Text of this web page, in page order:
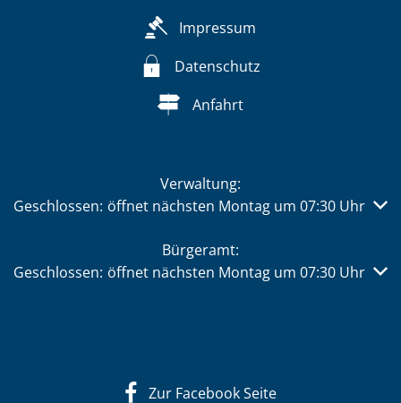
Impressum
Datenschutz
Anfahrt
Verwaltung:
Klicken, um weitere Öffnungs- oder Schließzeiten
Geschlossen: öffnet nächsten Montag um 07:30 Uhr
Bürgeramt:
Klicken, um weitere Öffnungs- oder Schließzeiten
Geschlossen: öffnet nächsten Montag um 07:30 Uhr
Zur Facebook Seite